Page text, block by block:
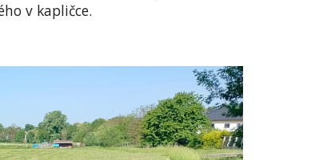
v kapličce.